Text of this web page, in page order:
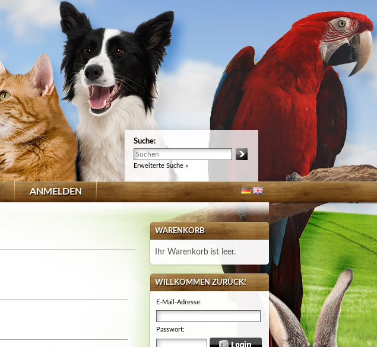
Suche:
Erweiterte Suche »
ANMELDEN
WARENKORB
Ihr Warenkorb ist leer.
WILLKOMMEN ZURÜCK!
E-Mail-Adresse:
Passwort: